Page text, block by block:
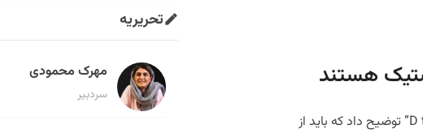
هستند
رامین سمیع‌زاده مدیرعامل جابار درباره مفهوم جدیدی به نام “D to C” توضیح داد که باید از
تحریریه
مهرک محمودی
سردبیر